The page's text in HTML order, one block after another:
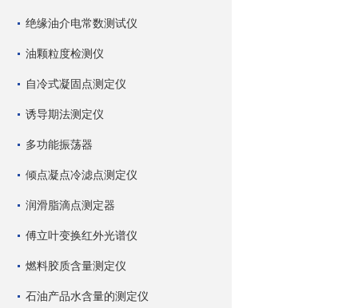
绝缘油介电常数测试仪
油颗粒度检测仪
自冷式凝固点测定仪
诱导期法测定仪
多功能振荡器
倾点凝点冷滤点测定仪
润滑脂滴点测定器
傅立叶变换红外光谱仪
燃料胶质含量测定仪
石油产品水含量的测定仪